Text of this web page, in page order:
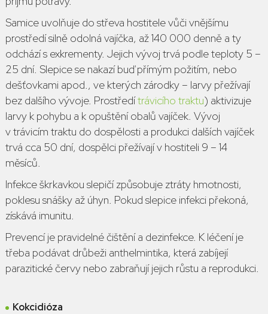
Samice uvolňuje do střeva hostitele vůči vnějšímu
prostředí silně odolná vajíčka, až 140 000 denně a ty
odchází s exkrementy. Jejich vývoj trvá podle teploty 5 –
25 dní. Slepice se nakazí buď přímým požitím, nebo
dešťovkami apod., ve kterých zárodky – larvy přežívají
bez dalšího vývoje. Prostředítrávicího traktu) aktivizuje
larvy k pohybu a k opuštění obalů vajíček. Vývoj
v trávicím traktu do dospělosti a produkci dalších vajíček
trvá cca 50 dní, dospělci přežívají v hostiteli 9 – 14
měsíců.
Infekce škrkavkou slepičí způsobuje ztráty hmotnosti,
poklesu snášky až úhyn. Pokud slepice infekci překoná,
získává imunitu.
Prevencí je pravidelné čištění a dezinfekce. K léčení je
třeba podávat drůbeži anthelmintika, která zabíjejí
parazitické červy nebo zabraňují jejich růstu a reprodukci.
Kokcidióza